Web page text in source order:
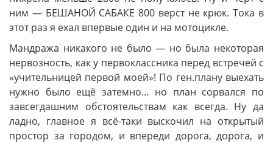
ним — БЕШАНОЙ САБАКЕ 800 верст не крюк. Тока в
этот раз я ехал впервые один и на мотоцикле.
Мандража никакого не было — но была некоторая
нервозность, как у первоклассника перед встречей с
«учительницей первой моей»! По ген.плану выехать
нужно было ещё затемно… но план сорвался по
завсегдашним обстоятельствам как всегда. Ну да
ладно, главное я всё-таки выскочил на открытый
простор за городом, и впереди дорога, дорога, и